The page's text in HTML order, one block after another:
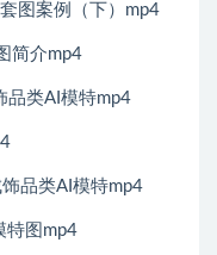
图案例（下）mp4
简介mp4
品类AI模特mp4
品类AI模特mp4
特图mp4